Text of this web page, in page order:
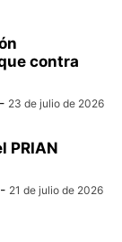
contra
- 23 de julio de 2026
PRIAN
- 21 de julio de 2026